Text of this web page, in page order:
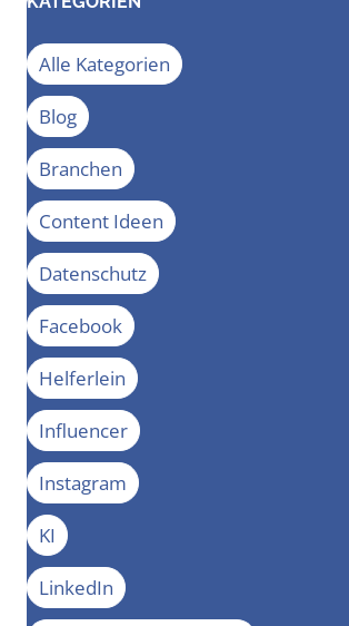
Alle Kategorien
Blog
Branchen
Content Ideen
Datenschutz
Facebook
Helferlein
Influencer
Instagram
KI
LinkedIn